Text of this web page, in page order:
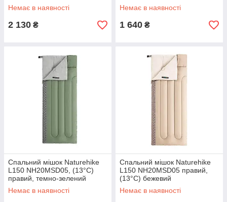
Немає в наявності
2 130 ₴
Немає в наявності
1 640 ₴
Спальний мішок Naturehike
L150 NH20MSD05, (13°C)
правий, темно-зелений
Немає в наявності
Спальний мішок Naturehike
L150 NH20MSD05 правий,
(13°C) бежевий
Немає в наявності